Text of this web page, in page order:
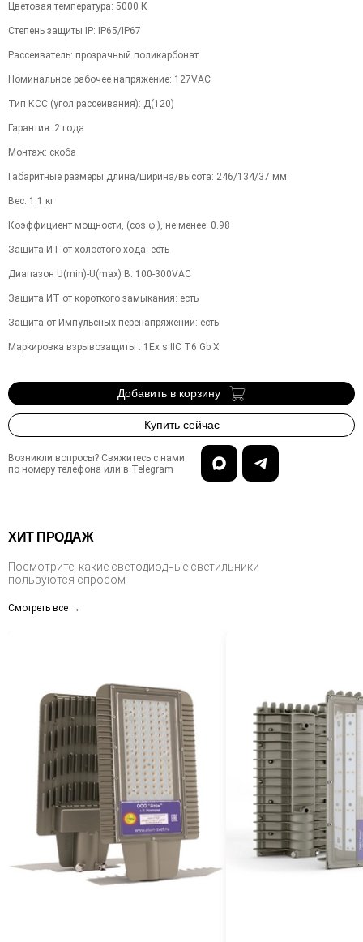
Цветовая температура: 5000 К
Степень защиты IP: IP65/IP67
Рассеиватель: прозрачный поликарбонат
Номинальное рабочее напряжение: 127VAC
Тип КСС (угол рассеивания): Д(120)
Гарантия: 2 года
Монтаж: скоба
Габаритные размеры длина/ширина/высота: 246/134/37 мм
Вес: 1.1 кг
Коэффициент мощности, (cos φ ), не менее: 0.98
Защита ИТ от холостого хода: есть
Диапазон U(min)-U(max) В: 100-300VAC
Защита ИТ от короткого замыкания: есть
Защита от Импульсных перенапряжений: есть
Маркировка взрывозащиты : 1Ex s IIC T6 Gb X
Добавить в корзину
Купить сейчас
Возникли вопросы? Свяжитесь с нами
по номеру телефона или в Telegram
ХИТ ПРОДАЖ
Посмотрите, какие светодиодные светильники
пользуются спросом
Смотреть все →